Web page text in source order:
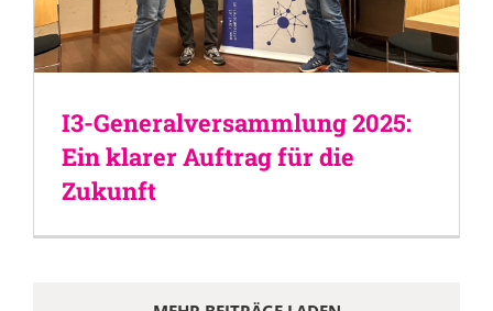
I3-Generalversammlung 2025:
Ein klarer Auftrag für die
Zukunft